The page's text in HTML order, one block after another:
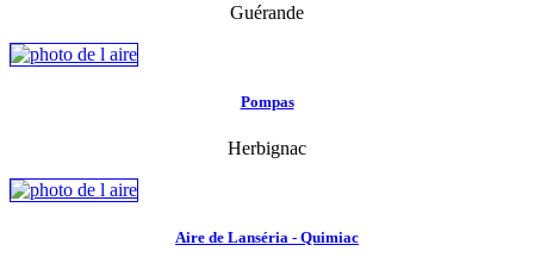
Guérande
Pompas
Herbignac
Aire de Lanséria - Quimiac